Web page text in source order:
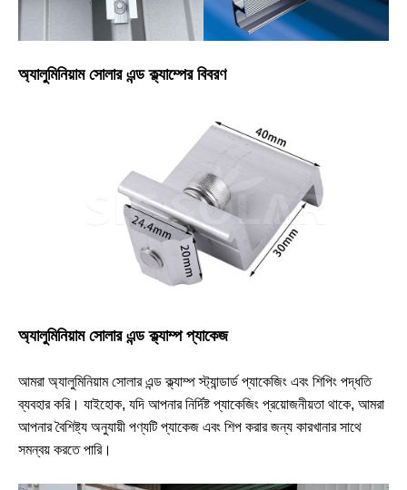
অ্যালুমিনিয়াম সোলার এন্ড ক্ল্যাম্পের বিবরণ
অ্যালুমিনিয়াম সোলার এন্ড ক্ল্যাম্প প্যাকেজ
আমরা অ্যালুমিনিয়াম সোলার এন্ড ক্ল্যাম্প স্ট্যান্ডার্ড প্যাকেজিং এবং শিপিং পদ্ধতি
ব্যবহার করি। যাইহোক, যদি আপনার নির্দিষ্ট প্যাকেজিং প্রয়োজনীয়তা থাকে, আমরা
আপনার বৈশিষ্ট্য অনুযায়ী পণ্যটি প্যাকেজ এবং শিপ করার জন্য কারখানার সাথে
সমন্বয় করতে পারি।